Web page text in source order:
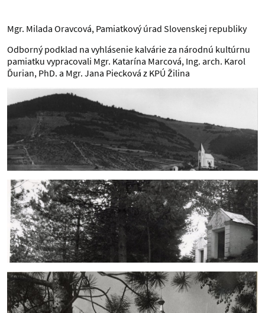
Mgr. Milada Oravcová, Pamiatkový úrad Slovenskej republiky
Odborný podklad na vyhlásenie kalvárie za národnú kultúrnu
pamiatku vypracovali Mgr. Katarína Marcová, Ing. arch. Karol
Ďurian, PhD. a Mgr. Jana Piecková z KPÚ Žilina